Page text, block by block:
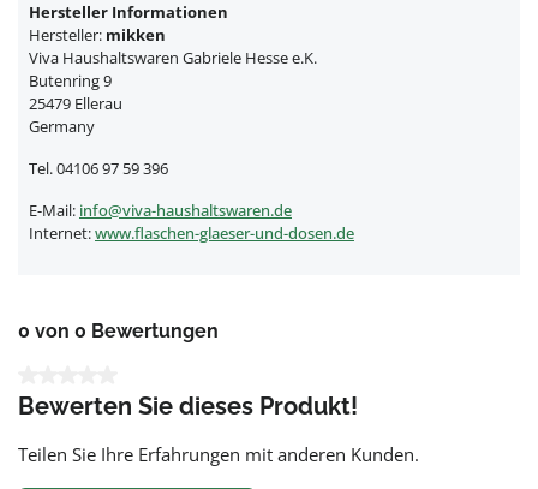
Hersteller Informationen
Hersteller: mikken
Viva Haushaltswaren Gabriele Hesse e.K.
Butenring 9
25479 Ellerau
Germany
Tel. 04106 97 59 396
E-Mail: info@viva-haushaltswaren.de
Internet:www.flaschen-glaeser-und-dosen.de
0 von 0 Bewertungen
Bewerten Sie dieses Produkt!
Teilen Sie Ihre Erfahrungen mit anderen Kunden.